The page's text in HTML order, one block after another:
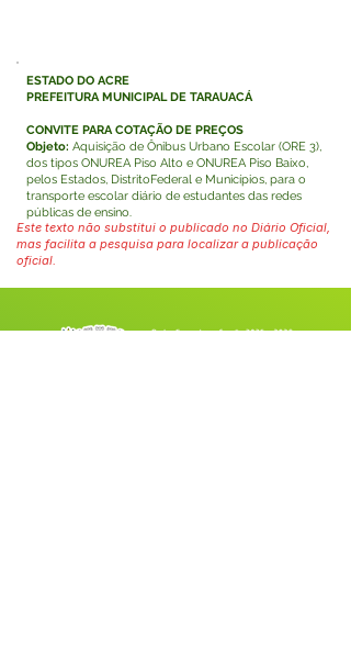
ESTADO DO ACRE
PREFEITURA MUNICIPAL DE TARAUACÁ
CONVITE PARA COTAÇÃO DE PREÇOS
Objeto: Aquisição de Ônibus Urbano Escolar (ORE 3),
dos tipos ONUREA Piso Alto e ONUREA Piso Baixo,
pelos Estados, DistritoFederal e Municípios, para o
transporte escolar diário de estudantes das redes
públicas de ensino.
Este texto não substitui o publicado no Diário Oficial,
mas facilita a pesquisa para localizar a publicação
oficial.